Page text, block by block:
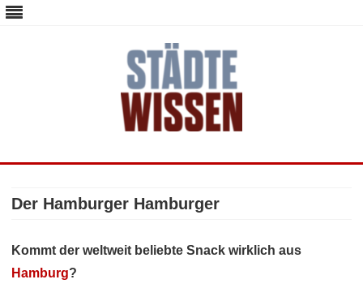
Deutschlands Metropolen
Skip
Der Hamburger Hamburger
Kommt der weltweit beliebte Snack wirklich aus
Hamburg?